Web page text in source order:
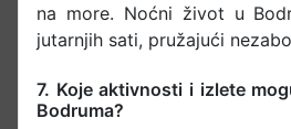
na more. Noćni život u
jutarnjih sati, pružajući
7. Koje aktivnosti i izlete
Bodruma?